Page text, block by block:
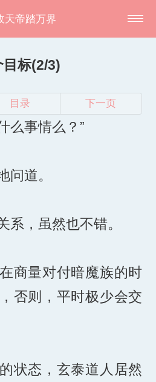
天帝踏万界
标(2/3)
目录 下一页
么事情么？”
问道。
系，虽然也不错。
商量对付暗魔族的时
否则，平时极少会交
状态，玄泰道人居然